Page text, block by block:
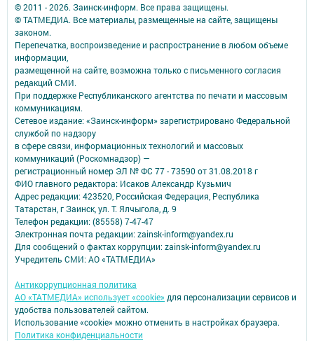
© 2011 - 2026. Заинск-информ. Все права защищены.
© ТАТМЕДИА. Все материалы, размещенные на сайте, защищены
законом.
Перепечатка, воспроизведение и распространение в любом объеме
информации,
размещенной на сайте, возможна только с письменного согласия
редакций СМИ.
При поддержке Республиканского агентства по печати и массовым
коммуникациям.
Сетевое издание: «Заинск-информ» зарегистрировано Федеральной
службой по надзору
в сфере связи, информационных технологий и массовых
коммуникаций (Роскомнадзор) —
регистрационный номер ЭЛ № ФС 77 - 73590 от 31.08.2018 г
ФИО главного редактора: Исаков Александр Кузьмич
Адрес редакции: 423520, Российская Федерация, Республика
Татарстан, г Заинск, ул. Т. Ялчыгола, д. 9
Телефон редакции: (85558) 7-47-47
Электронная почта редакции: zainsk-inform@yandex.ru
Для сообщений о фактах коррупции: zainsk-inform@yandex.ru
Учредитель СМИ: АО «ТАТМЕДИА»
Антикоррупционная политика
АО «ТАТМЕДИА» использует «cookie» для персонализации сервисов и
удобства пользователей сайтом.
Использование «cookie» можно отменить в настройках браузера.
Политика конфиденциальности